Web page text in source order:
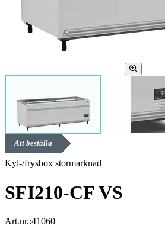
Att beställa
Kyl-/frysbox stormarknad
SFI210-CF VS
Art.nr.:41060